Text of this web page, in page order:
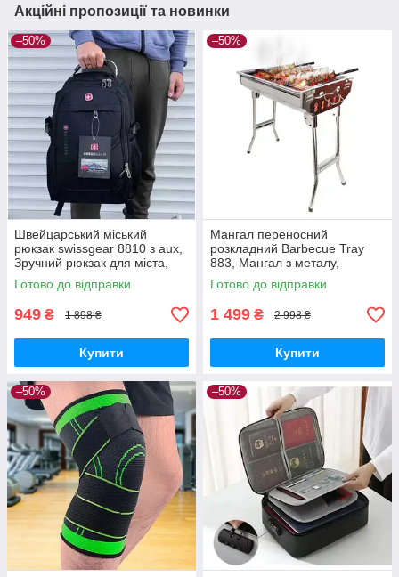
Акційні пропозиції та новинки
–50%
Швейцарський міський
рюкзак swissgear 8810 з aux,
Зручний рюкзак для міста,
Надійний чоловічий рюкзак
Готово до відправки
949 ₴ 1 898 ₴
Купити
–50%
Мангал переносний
розкладний Barbecue Tray
883, Мангал з металу,
Мангал-гриль портативний з
решіткою-гриль
Готово до відправки
1 499 ₴ 2 998 ₴
Купити
–50% –50%